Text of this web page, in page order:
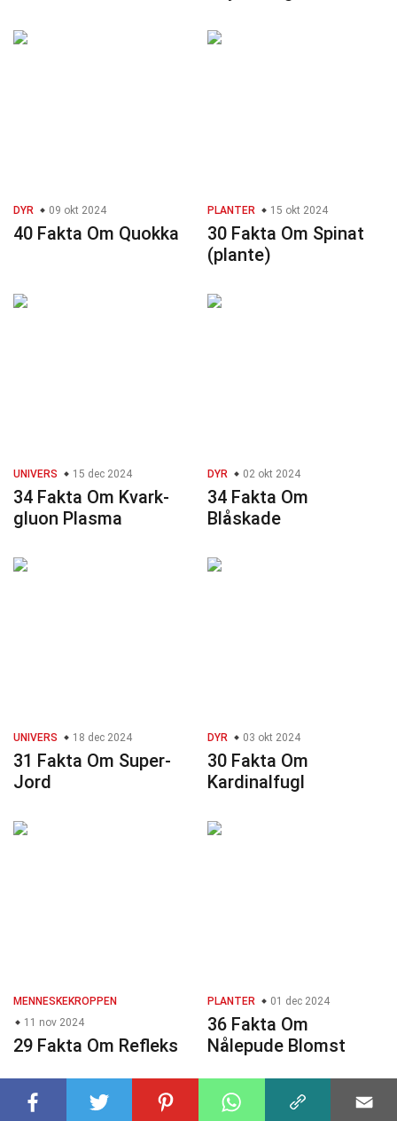
DYR 09 okt 2024
40 Fakta Om Quokka
PLANTER 15 okt 2024
30 Fakta Om Spinat
(plante)
UNIVERS 15 dec 2024
34 Fakta Om Kvark-
gluon Plasma
DYR 02 okt 2024
34 Fakta Om
Blåskade
UNIVERS 18 dec 2024
31 Fakta Om Super-
Jord
DYR 03 okt 2024
30 Fakta Om
Kardinalfugl
MENNESKEKROPPEN
11 nov 2024
29 Fakta Om Refleks
PLANTER 01 dec 2024
36 Fakta Om
Nålepude Blomst